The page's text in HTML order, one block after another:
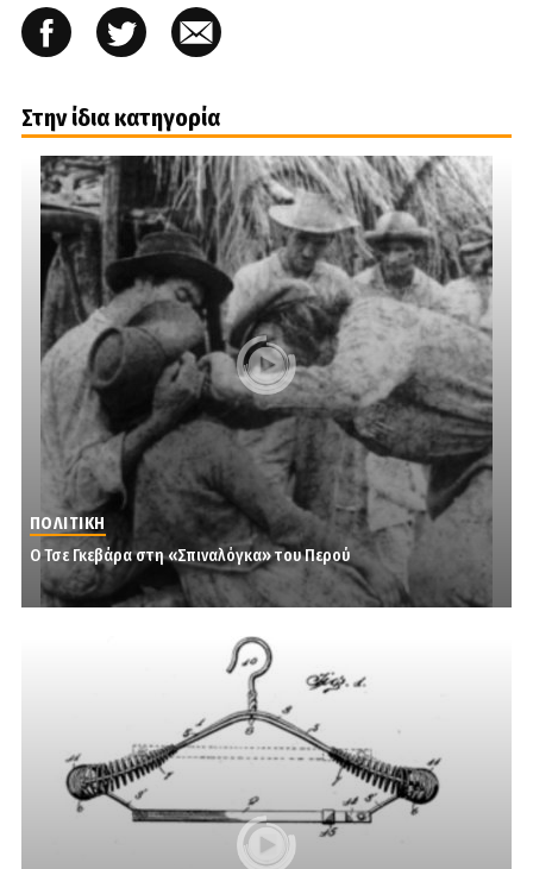
Στην ίδια κατηγορία
ΠΟΛΙΤΙΚΗ
Ο Τσε Γκεβάρα στη «Σπιναλόγκα» του Περού